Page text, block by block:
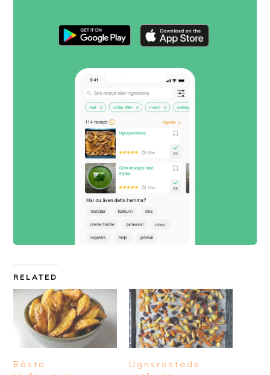
RELATED
Bästa
Ugnsrostade